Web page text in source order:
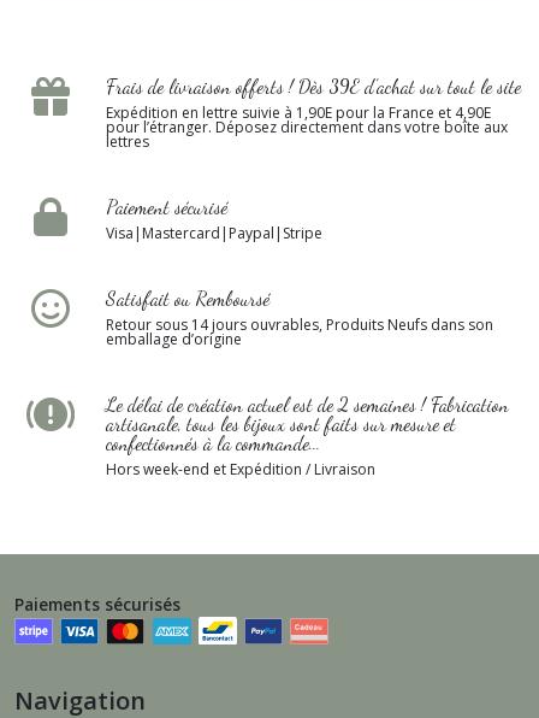
Frais de livraison offerts ! Dès 39E d’achat sur tout le site
Expédition en lettre suivie à 1,90E pour la France et 4,90E
pour l’étranger. Déposez directement dans votre boîte aux
lettres
Paiement sécurisé
Visa|Mastercard|Paypal|Stripe
Satisfait ou Remboursé
Retour sous 14 jours ouvrables, Produits Neufs dans son
emballage d’origine
Le délai de création actuel est de 2 semaines ! Fabrication
artisanale, tous les bijoux sont faits sur mesure et
confectionnés à la commande...
Hors week-end et Expédition / Livraison
Paiements sécurisés
Navigation